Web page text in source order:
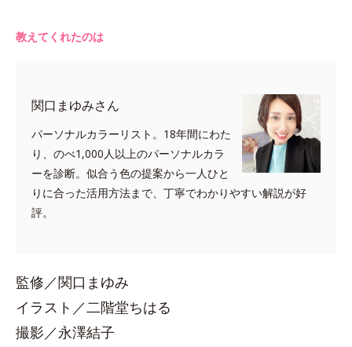
教えてくれたのは
関口まゆみさん
パーソナルカラーリスト。18年間にわた
り、のべ1,000人以上のパーソナルカラ
ーを診断。似合う色の提案から一人ひと
りに合った活用方法まで、丁寧でわかりやすい解説が好
評。
監修／関口まゆみ
イラスト／二階堂ちはる
撮影／永澤結子